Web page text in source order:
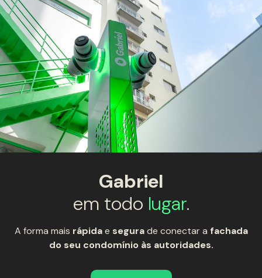
Gabriel
em todo lugar.
A forma mais rápidae segurade conectar a fachada
do seu condomínio às autoridades.